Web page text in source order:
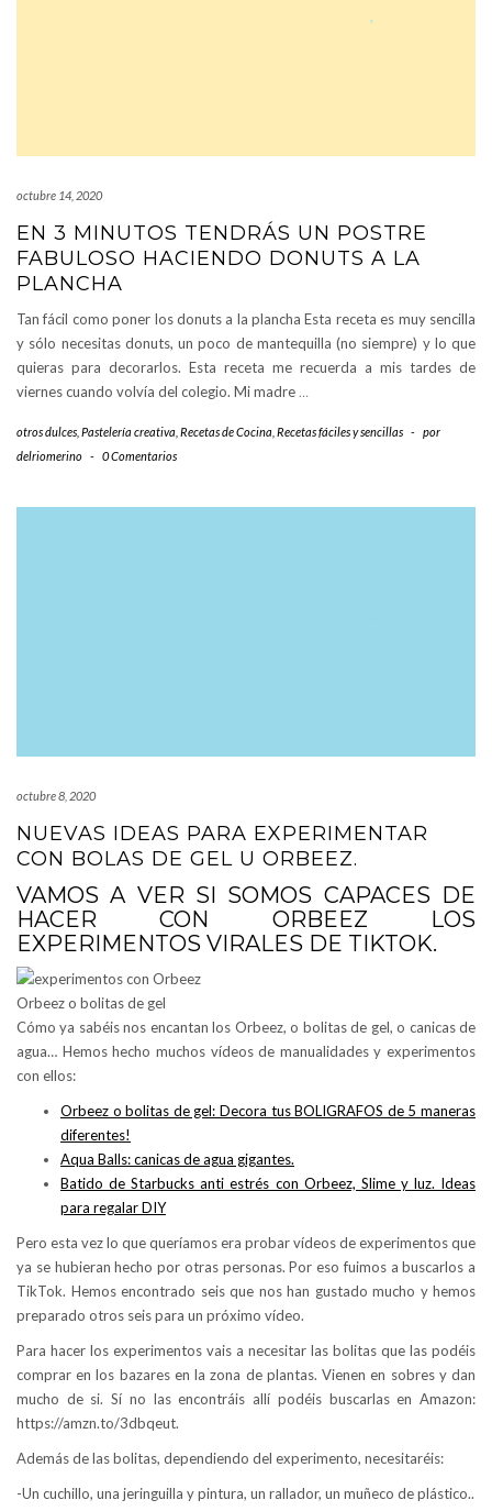
octubre 14, 2020
EN 3 MINUTOS TENDRÁS UN POSTRE
FABULOSO HACIENDO DONUTS A LA
PLANCHA
Tan fácil como poner los donuts a la plancha Esta receta es muy sencilla
y sólo necesitas donuts, un poco de mantequilla (no siempre) y lo que
quieras para decorarlos. Esta receta me recuerda a mis tardes de
viernes cuando volvía del colegio. Mi madre…
otros dulces Pastelería creativa Recetas de Cocina Recetas fáciles y sencillas -
por
delriomerino - 0 Comentarios
octubre 8, 2020
NUEVAS IDEAS PARA EXPERIMENTAR
CON BOLAS DE GEL U ORBEEZ.
VAMOS A VER SI SOMOS CAPACES DE
HACER CON ORBEEZ LOS
EXPERIMENTOS VIRALES DE TIKTOK.
Orbeez o bolitas de gel
Cómo ya sabéis nos encantan los Orbeez, o bolitas de gel, o canicas de
agua… Hemos hecho muchos vídeos de manualidades y experimentos
con ellos:
Orbeez o bolitas de gel: Decora tus BOLIGRAFOS de 5 maneras
diferentes!
Aqua Balls: canicas de agua gigantes.
Batido de Starbucks anti estrés con Orbeez, Slime y luz. Ideas
para regalar DIY
Pero esta vez lo que queríamos era probar vídeos de experimentos que
ya se hubieran hecho por otras personas. Por eso fuimos a buscarlos a
TikTok. Hemos encontrado seis que nos han gustado mucho y hemos
preparado otros seis para un próximo vídeo.
Para hacer los experimentos vais a necesitar las bolitas que las podéis
comprar en los bazares en la zona de plantas. Vienen en sobres y dan
mucho de si. Sí no las encontráis allí podéis buscarlas en Amazon:
https://amzn.to/3dbqeut.
Además de las bolitas, dependiendo del experimento, necesitaréis:
-Un cuchillo, una jeringuilla y pintura, un rallador, un muñeco de plástico..